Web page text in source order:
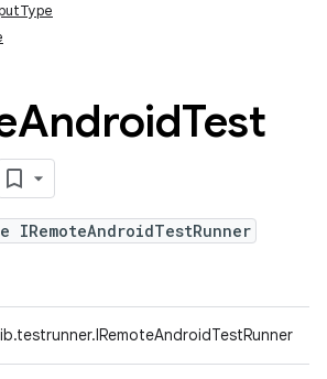
AndroidTest